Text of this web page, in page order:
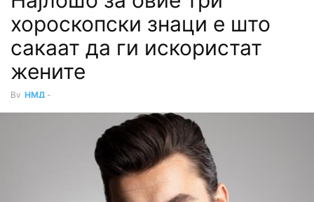
хороскопски знаци е што
сакаат да ги искористат
жените
By НМД -